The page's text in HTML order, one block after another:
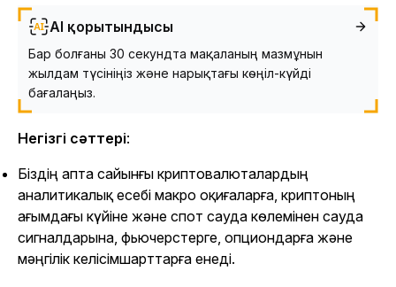
AI қорытындысы
Бар болғаны 30 секундта мақаланың мазмұнын
жылдам түсініңіз және нарықтағы көңіл-күйді
бағалаңыз.
Негізгі сәттері:
Біздің апта сайынғы криптовалюталардың
аналитикалық есебі макро оқиғаларға, криптоның
ағымдағы күйіне және спот сауда көлемінен сауда
сигналдарына, фьючерстерге, опциондарға және
мәңгілік келісімшарттарға енеді.